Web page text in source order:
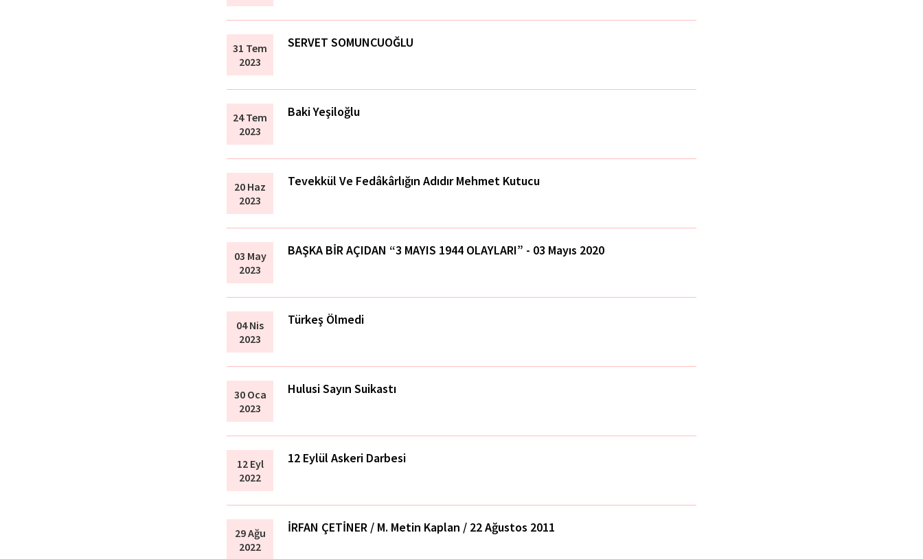
31 Tem
2023
SERVET SOMUNCUOĞLU
24 Tem
2023
Baki Yeşiloğlu
20 Haz
2023
Tevekkül Ve Fedâkârlığın Adıdır Mehmet Kutucu
03 May
2023
BAŞKA BİR AÇIDAN “3 MAYIS 1944 OLAYLARI” - 03 Mayıs 2020
04 Nis
2023
Türkeş Ölmedi
30 Oca
2023
Hulusi Sayın Suikastı
12 Eyl
2022
12 Eylül Askeri Darbesi
29 Ağu
2022
İRFAN ÇETİNER / M. Metin Kaplan / 22 Ağustos 2011